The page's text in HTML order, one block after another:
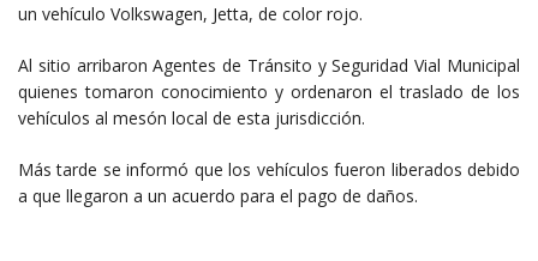
un vehículo Volkswagen, Jetta, de color rojo.
Al sitio arribaron Agentes de Tránsito y Seguridad Vial Municipal
quienes tomaron conocimiento y ordenaron el traslado de los
vehículos al mesón local de esta jurisdicción.
Más tarde se informó que los vehículos fueron liberados debido
a que llegaron a un acuerdo para el pago de daños.